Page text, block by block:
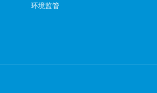
环境监管